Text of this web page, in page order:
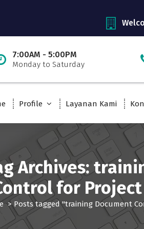
7:00AM - 5:00PM
Monday to Saturday
Profile Layanan Kami
Archives:
for
>Posts tagged "training Document